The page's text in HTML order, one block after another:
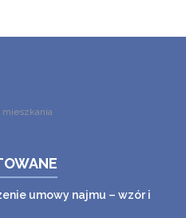
umowy najmu – wzór i